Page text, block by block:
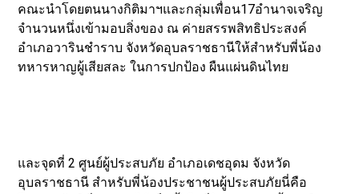
คณะนำโดยตนนางกิติมาฯและกลุ่มเพื่อน17อำนาจเจริญ
จำนวนหนึ่งเข้ามอบสิ่งของ ณ ค่ายสรรพสิทธิประสงค์
อำเภอวารินชำราบ จังหวัดอุบลราชธานีให้สำหรับพี่น้อง
ทหารหาญผู้เสียสละ ในการปกป้อง ผืนแผ่นดินไทย
และจุดที่ 2 ศูนย์ผู้ประสบภัย อำเภอเดชอุดม จังหวัด
อุบลราชธานี สำหรับพี่น้องประชาชนผู้ประสบภัยนี่คือ